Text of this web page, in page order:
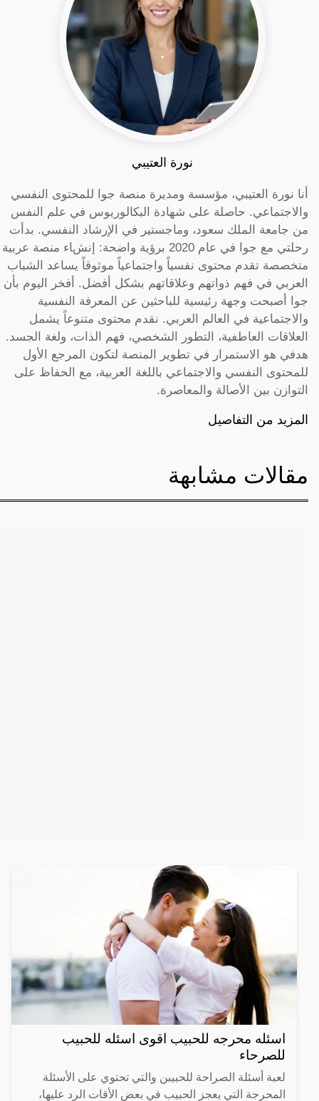
نورة العتيبي
أنا نورة العتيبي، مؤسسة ومديرة منصة جوا للمحتوى النفسي
والاجتماعي. حاصلة على شهادة البكالوريوس في علم النفس
من جامعة الملك سعود، وماجستير في الإرشاد النفسي. بدأت
رحلتي مع جوا في عام 2020 برؤية واضحة: إنشاء منصة عربية
متخصصة تقدم محتوى نفسياً واجتماعياً موثوقاً يساعد الشباب
العربي في فهم ذواتهم وعلاقاتهم بشكل أفضل. أفخر اليوم بأن
جوا أصبحت وجهة رئيسية للباحثين عن المعرفة النفسية
والاجتماعية في العالم العربي. نقدم محتوى متنوعاً يشمل
العلاقات العاطفية، التطور الشخصي، فهم الذات، ولغة الجسد.
هدفي هو الاستمرار في تطوير المنصة لتكون المرجع الأول
للمحتوى النفسي والاجتماعي باللغة العربية، مع الحفاظ على
التوازن بين الأصالة والمعاصرة.
المزيد من التفاصيل
مقالات مشابهة
اسئله محرجه للحبيب اقوى اسئله للحبيب
للصرحاء
لعبة أسئلة الصراحة للحبيبن والتي تحتوي على الأسئلة
المحرجة التي يعجز الحبيب في بعض الأقات الرد عليها،